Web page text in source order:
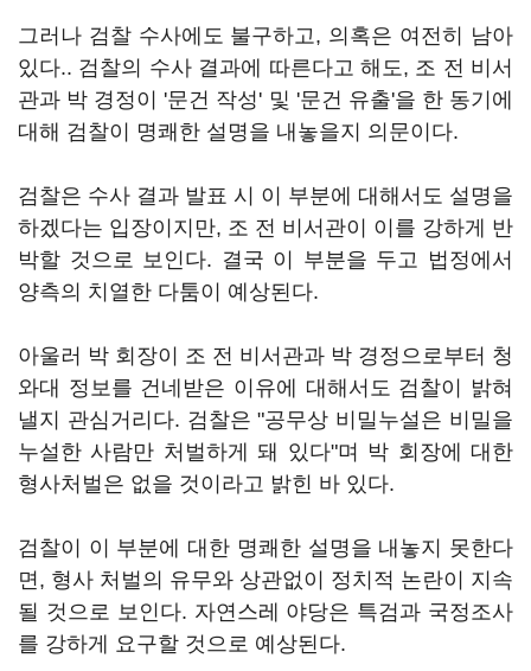
그러나 검찰 수사에도 불구하고, 의혹은 여전히 남아
있다.. 검찰의 수사 결과에 따른다고 해도, 조 전 비서
관과 박 경정이 '문건 작성' 및 '문건 유출'을 한 동기에
대해 검찰이 명쾌한 설명을 내놓을지 의문이다.
검찰은 수사 결과 발표 시 이 부분에 대해서도 설명을
하겠다는 입장이지만, 조 전 비서관이 이를 강하게 반
박할 것으로 보인다. 결국 이 부분을 두고 법정에서
양측의 치열한 다툼이 예상된다.
아울러 박 회장이 조 전 비서관과 박 경정으로부터 청
와대 정보를 건네받은 이유에 대해서도 검찰이 밝혀
낼지 관심거리다. 검찰은 "공무상 비밀누설은 비밀을
누설한 사람만 처벌하게 돼 있다"며 박 회장에 대한
형사처벌은 없을 것이라고 밝힌 바 있다.
검찰이 이 부분에 대한 명쾌한 설명을 내놓지 못한다
면, 형사 처벌의 유무와 상관없이 정치적 논란이 지속
될 것으로 보인다. 자연스레 야당은 특검과 국정조사
를 강하게 요구할 것으로 예상된다.